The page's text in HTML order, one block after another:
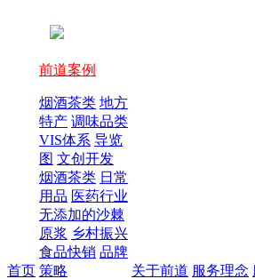
首页
前道案例
烟酒茶类 地方
特产 调味品类
VIS体系 导览
图 文创开发
烟酒茶类 日常
用品 医药行业
无添加的沙棘
原浆 乡村振兴
食品快销 品牌
策略
关于前道 服务理念